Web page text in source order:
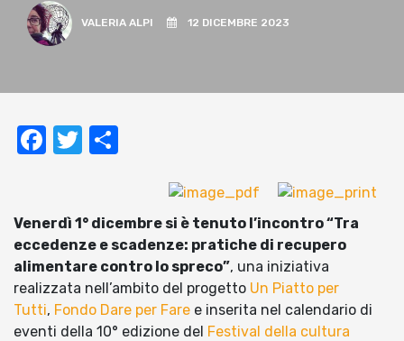
VALERIA ALPI 12 DICEMBRE 2023
Facebook
Twitter
Venerdì 1° dicembre si è tenuto l’incontro “Tra
eccedenze e scadenze: pratiche di recupero
alimentare contro lo spreco”, una iniziativa
realizzata nell’ambito del progetto Un Piatto per
Tutti, Fondo Dare per Fare e inserita nel calendario di
eventi della 10° edizione del Festival della cultura